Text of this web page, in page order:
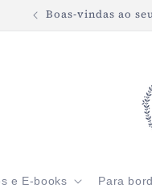
Boas-vindas ao
e E-books Para